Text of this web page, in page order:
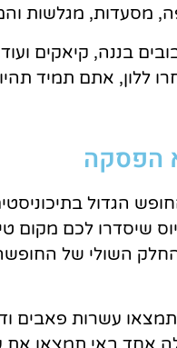
מגלשות
בננה, קיאקים
ללון, אתם תמיד
הפסקה
הגדול
שיסדרו לכם מקום
השולי של
עשרות פאבים
אחד באי תמצאו